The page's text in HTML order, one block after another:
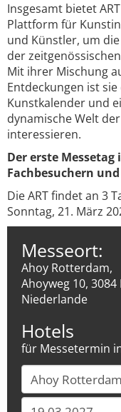
Insgesamt bietet
Plattform für
und Künstler, um
der
Mit ihrer Mischung
Entdeckungen ist
Kunstkalender und
dynamische Welt
interessieren.
Der erste
Fachbesuchern
Die ART findet an 3
Sonntag, 21. März
Messeort:
Ahoy Rotterdam,
Ahoyweg 10,
Niederlande
Hotels
für Messetermin